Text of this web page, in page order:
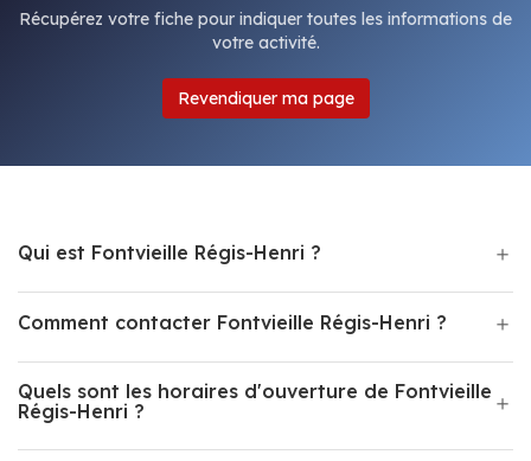
Récupérez votre fiche pour indiquer toutes les informations de
votre activité.
Revendiquer ma page
Qui est Fontvieille Régis-Henri ?
Comment contacter Fontvieille Régis-Henri ?
Quels sont les horaires d'ouverture de Fontvieille
Régis-Henri ?